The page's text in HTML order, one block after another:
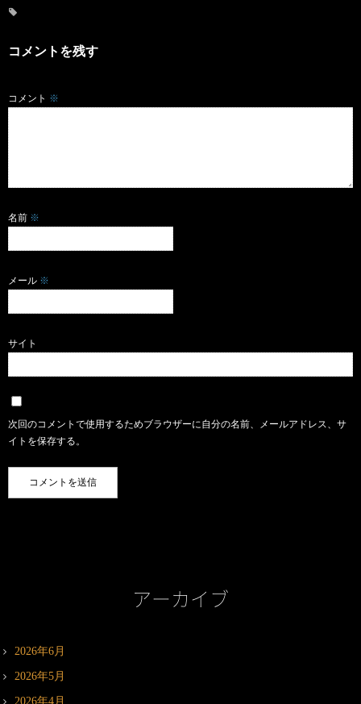
コメントを残す
コメント ※
名前 ※
メール ※
サイト
次回のコメントで使用するためブラウザーに自分の名前、メールアドレス、サ
イトを保存する。
アーカイブ
2026年6月
2026年5月
2026年4月